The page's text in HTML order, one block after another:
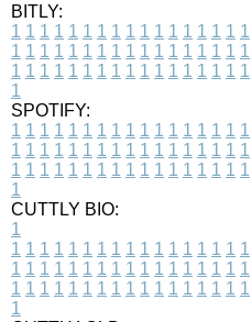
BITLY:
1 1 1 1 1 1 1 1 1 1 1 1 1 1 1 1 1
1 1 1 1 1 1 1 1 1 1 1 1 1 1 1 1 1
1 1 1 1 1 1 1 1 1 1 1 1 1 1 1 1 1
1
SPOTIFY:
1 1 1 1 1 1 1 1 1 1 1 1 1 1 1 1 1
1 1 1 1 1 1 1 1 1 1 1 1 1 1 1 1 1
1 1 1 1 1 1 1 1 1 1 1 1 1 1 1 1 1
1
CUTTLY BIO:
1
1 1 1 1 1 1 1 1 1 1 1 1 1 1 1 1 1
1 1 1 1 1 1 1 1 1 1 1 1 1 1 1 1 1
1 1 1 1 1 1 1 1 1 1 1 1 1 1 1 1 1
1